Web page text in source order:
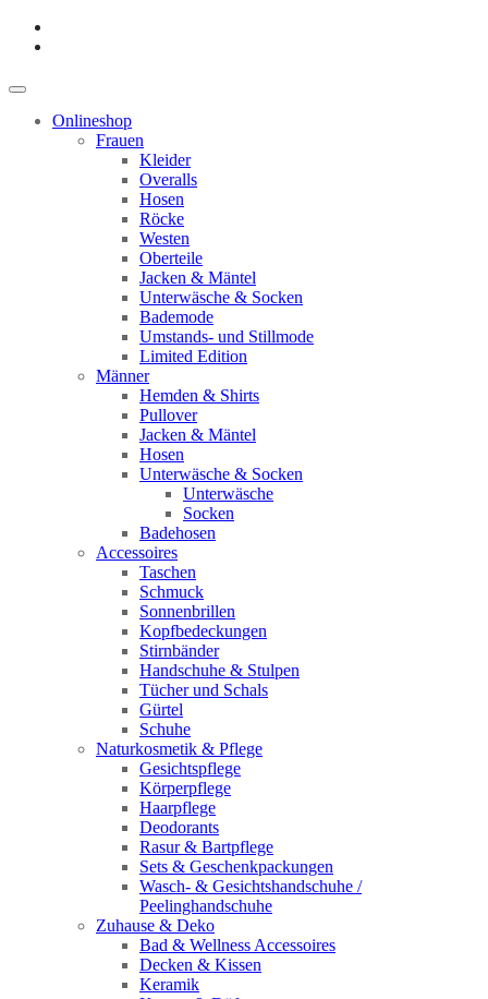
Onlineshop
Frauen
Kleider
Overalls
Hosen
Röcke
Westen
Oberteile
Jacken & Mäntel
Unterwäsche & Socken
Bademode
Umstands- und Stillmode
Limited Edition
Männer
Hemden & Shirts
Pullover
Jacken & Mäntel
Hosen
Unterwäsche & Socken
Unterwäsche
Socken
Badehosen
Accessoires
Taschen
Schmuck
Sonnenbrillen
Kopfbedeckungen
Stirnbänder
Handschuhe & Stulpen
Tücher und Schals
Gürtel
Schuhe
Naturkosmetik & Pflege
Gesichtspflege
Körperpflege
Haarpflege
Deodorants
Rasur & Bartpflege
Sets & Geschenkpackungen
Wasch‑ & Gesichtshandschuhe /
Peelinghandschuhe
Zuhause & Deko
Bad & Wellness Accessoires
Decken & Kissen
Keramik